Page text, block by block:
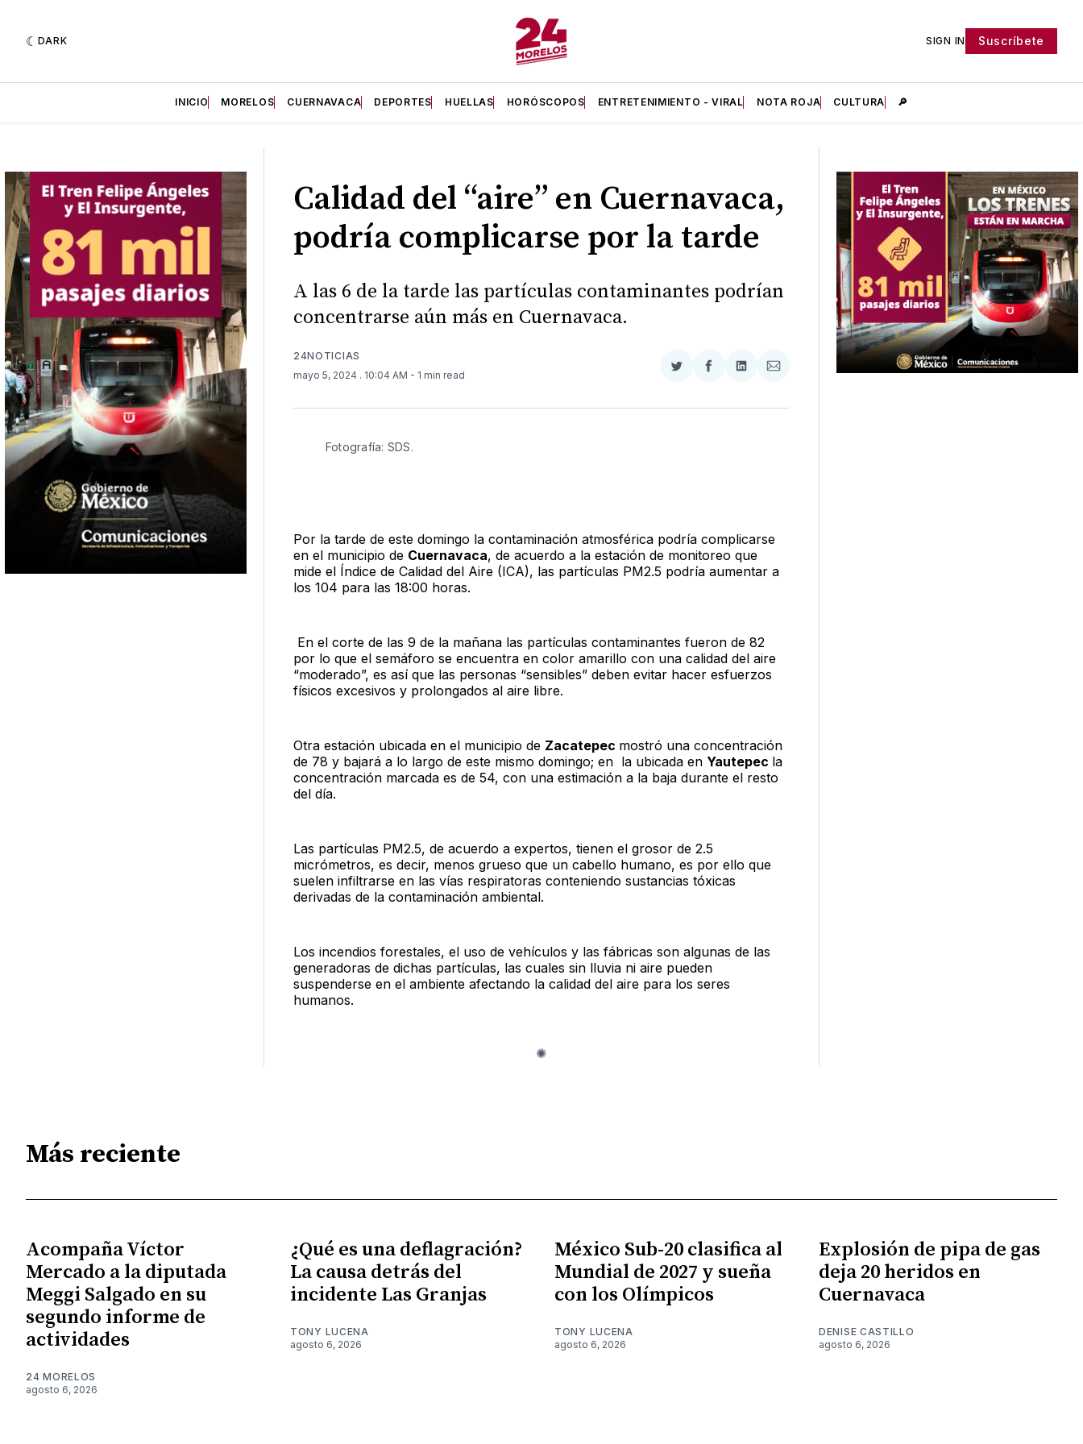
DARK SIGN IN Suscríbete
INICIO MORELOS CUERNAVACA DEPORTES HUELLAS HORÓSCOPOS ENTRETENIMIENTO - VIRAL NOTA ROJA CULTURA 🔎
Calidad del “aire” en Cuernavaca,
podría complicarse por la tarde
A las 6 de la tarde las partículas contaminantes podrían
concentrarse aún más en Cuernavaca.
24NOTICIAS
mayo 5, 2024 . 10:04 AM - 1 min read
Compartir
Twitter
Compartir
Facebook
Compartir
LinkedIn
Compartir
Email
Fotografía: SDS.
Por la tarde de este domingo la contaminación atmosférica podría complicarse
en el municipio de Cuernavaca, de acuerdo a la estación de monitoreo que
mide el Índice de Calidad del Aire (ICA), las partículas PM2.5 podría aumentar a
los 104 para las 18:00 horas.
En el corte de las 9 de la mañana las partículas contaminantes fueron de 82
por lo que el semáforo se encuentra en color amarillo con una calidad del aire
“moderado”, es así que las personas “sensibles” deben evitar hacer esfuerzos
físicos excesivos y prolongados al aire libre.
Otra estación ubicada en el municipio de Zacatepec mostró una concentración
de 78 y bajará a lo largo de este mismo domingo; en la ubicada en Yautepec la
concentración marcada es de 54, con una estimación a la baja durante el resto
del día.
Las partículas PM2.5, de acuerdo a expertos, tienen el grosor de 2.5
micrómetros, es decir, menos grueso que un cabello humano, es por ello que
suelen infiltrarse en las vías respiratoras conteniendo sustancias tóxicas
derivadas de la contaminación ambiental.
Los incendios forestales, el uso de vehículos y las fábricas son algunas de las
generadoras de dichas partículas, las cuales sin lluvia ni aire pueden
suspenderse en el ambiente afectando la calidad del aire para los seres
humanos.
Más reciente
Acompaña Víctor
Mercado a la diputada
Meggi Salgado en su
segundo informe de
actividades
24 MORELOS
agosto 6, 2026
¿Qué es una deflagración?
La causa detrás del
incidente Las Granjas
TONY LUCENA
agosto 6, 2026
México Sub-20 clasifica al
Mundial de 2027 y sueña
con los Olímpicos
TONY LUCENA
agosto 6, 2026
Explosión de pipa de gas
deja 20 heridos en
Cuernavaca
DENISE CASTILLO
agosto 6, 2026